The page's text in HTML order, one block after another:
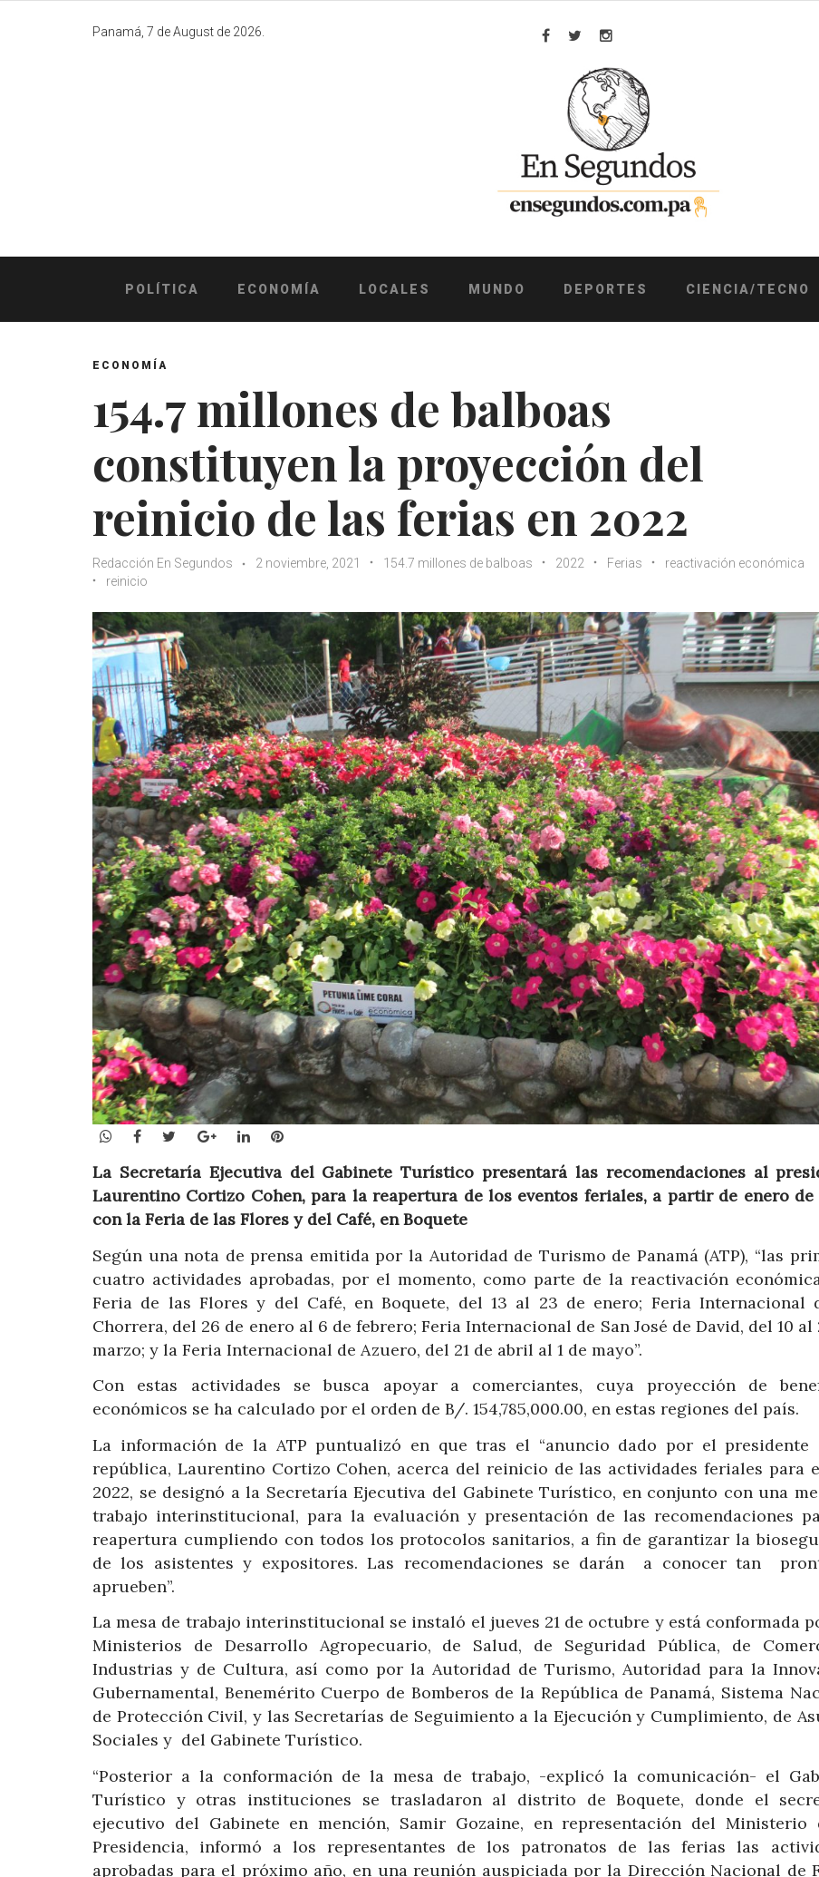
Panamá, 7 de August de 2026.
Facebook
TwitterInstagram
POLÍTICA ECONOMÍA LOCALES MUNDO DEPORTES CIENCIA/TECNO
ECONOMÍA
154.7 millones de balboas
constituyen la proyección del
reinicio de las ferias en 2022
Redacción En Segundos 2 noviembre, 2021 154.7 millones de balboas 2022 Ferias
reactivación económica
reinicio
WhatsApp
Facebook
TwitterGoogle+LinkedInPinterest
La Secretaría Ejecutiva del Gabinete Turístico presentará las recomendaciones al
Laurentino Cortizo Cohen, para la reapertura de los eventos feriales, a partir de enero de
con la Feria de las Flores y del Café, en Boquete
Según una nota de prensa emitida por la Autoridad de Turismo de Panamá (ATP), “las
cuatro actividades aprobadas, por el momento, como parte de la reactivación
Feria de las Flores y del Café, en Boquete, del 13 al 23 de enero; Feria Internacional
Chorrera, del 26 de enero al 6 de febrero; Feria Internacional de San José de David, del 10 al
marzo; y la Feria Internacional de Azuero, del 21 de abril al 1 de mayo”.
Con estas actividades se busca apoyar a comerciantes, cuya proyección de
económicos se ha calculado por el orden de B/. 154,785,000.00, en estas regiones del país.
La información de la ATP puntualizó en que tras el “anuncio dado por el presidente
república, Laurentino Cortizo Cohen, acerca del reinicio de las actividades feriales para
2022, se designó a la Secretaría Ejecutiva del Gabinete Turístico, en conjunto con una
trabajo interinstitucional, para la evaluación y presentación de las recomendaciones
reapertura cumpliendo con todos los protocolos sanitarios, a fin de garantizar la
de los asistentes y expositores. Las recomendaciones se darán a conocer tan
aprueben”.
La mesa de trabajo interinstitucional se instaló el jueves 21 de octubre y está conformada
Ministerios de Desarrollo Agropecuario, de Salud, de Seguridad Pública, de
Industrias y de Cultura, así como por la Autoridad de Turismo, Autoridad para la
Gubernamental, Benemérito Cuerpo de Bomberos de la República de Panamá, Sistema
de Protección Civil, y las Secretarías de Seguimiento a la Ejecución y Cumplimiento, de
Sociales y del Gabinete Turístico.
“Posterior a la conformación de la mesa de trabajo, -explicó la comunicación- el
Turístico y otras instituciones se trasladaron al distrito de Boquete, donde el
ejecutivo del Gabinete en mención, Samir Gozaine, en representación del Ministerio
Presidencia, informó a los representantes de los patronatos de las ferias las
aprobadas para el próximo año, en una reunión auspiciada por la Dirección Nacional de